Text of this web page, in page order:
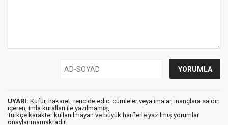
UYARI: Küfür, hakaret, rencide edici cümleler veya imalar, inançlara saldırı
içeren, imla kuralları ile yazılmamış,
Türkçe karakter kullanılmayan ve büyük harflerle yazılmış yorumlar
onaylanmamaktadır.